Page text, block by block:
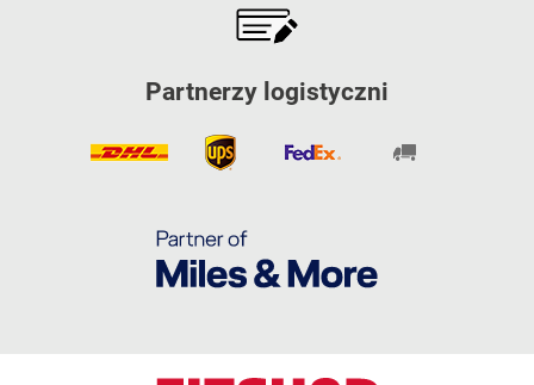
Partnerzy logistyczni